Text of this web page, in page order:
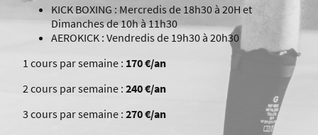
KICK BOXING : Mercredis de 18h30 à 20H et
Dimanches de 10h à 11h30
AEROKICK : Vendredis de 19h30 à 20h30
1 cours par semaine : 170 €/an
2 cours par semaine : 240 €/an
3 cours par semaine : 270 €/an